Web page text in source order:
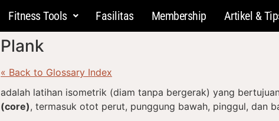
Fitness Tools Fasilitas Membership Artikel &
Plank
« Back to Glossary Index
adalah latihan isometrik (diam tanpa bergerak) yang
(core), termasuk otot perut, punggung bawah, pinggul, dan